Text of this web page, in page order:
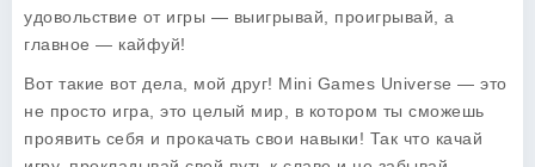
удовольствие от игры — выигрывай, проигрывай, а
главное — кайфуй!
Вот такие вот дела, мой друг! Mini Games Universe — это
не просто игра, это целый мир, в котором ты сможешь
проявить себя и прокачать свои навыки! Так что качай